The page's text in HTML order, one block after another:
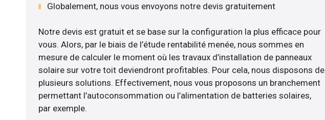
Globalement, nous vous envoyons notre devis gratuitement
Notre devis est gratuit et se base sur la configuration la plus efficace pour
vous. Alors, par le biais de l’étude rentabilité menée, nous sommes en
mesure de calculer le moment où les travaux d’installation de panneaux
solaire sur votre toit deviendront profitables. Pour cela, nous disposons de
plusieurs solutions. Effectivement, nous vous proposons un branchement
permettant l’autoconsommation ou l’alimentation de batteries solaires,
par exemple.